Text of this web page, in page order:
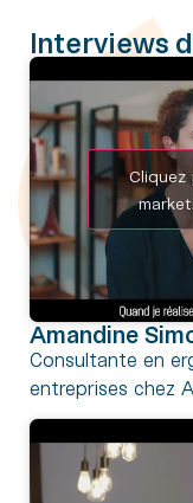
Interviews
Amandine
Consultante en
entreprises chez